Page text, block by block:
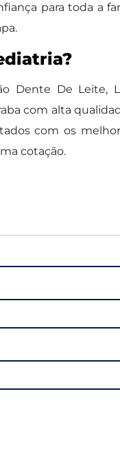
para toda a
Dente De Leite,
com alta
com os
cotação.